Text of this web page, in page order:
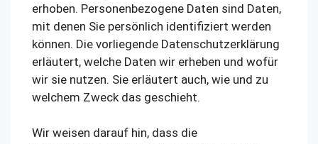
erhoben. Personenbezogene Daten sind Daten,
mit denen Sie persönlich identifiziert werden
können. Die vorliegende Datenschutzerklärung
erläutert, welche Daten wir erheben und wofür
wir sie nutzen. Sie erläutert auch, wie und zu
welchem Zweck das geschieht.
Wir weisen darauf hin, dass die